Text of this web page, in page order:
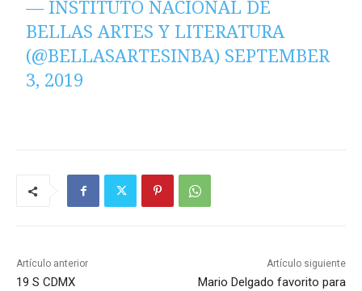
— INSTITUTO NACIONAL DE
BELLAS ARTES Y LITERATURA
(@BELLASARTESINBA) SEPTEMBER
3, 2019
Artículo anterior
19 S CDMX
Artículo siguiente
Mario Delgado favorito para